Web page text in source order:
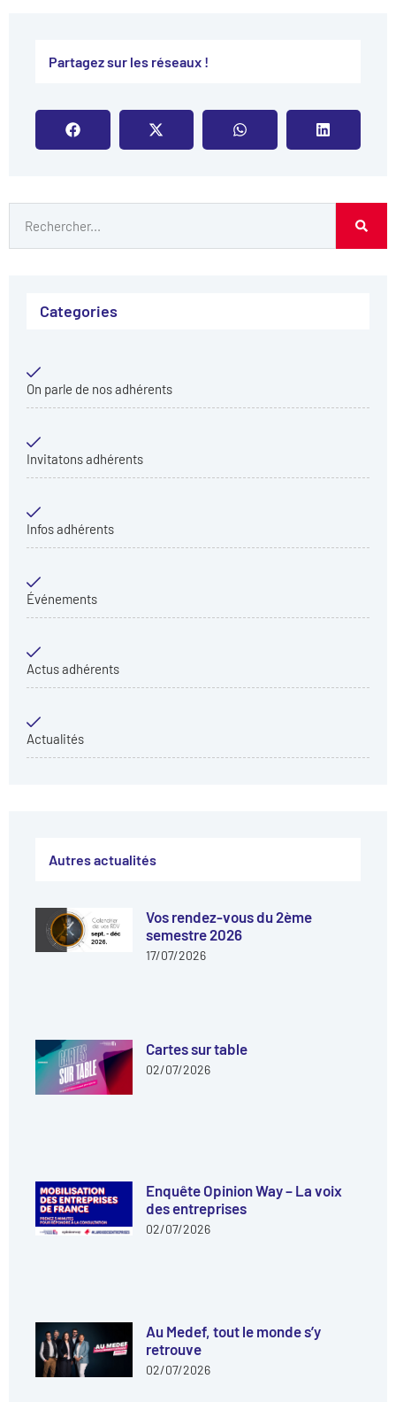
Partagez sur les réseaux !​
Categories
On parle de nos adhérents
Invitatons adhérents
Infos adhérents
Événements
Actus adhérents
Actualités
Autres actualités
Vos rendez-vous du 2ème
semestre 2026
17/07/2026
Cartes sur table
02/07/2026
Enquête Opinion Way – La voix
des entreprises
02/07/2026
Au Medef, tout le monde s’y
retrouve
02/07/2026